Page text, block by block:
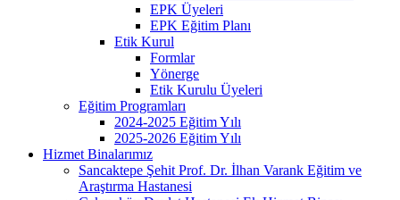
EPK Üyeleri
EPK Eğitim Planı
Etik Kurul
Formlar
Yönerge
Etik Kurulu Üyeleri
Eğitim Programları
2024-2025 Eğitim Yılı
2025-2026 Eğitim Yılı
Hizmet Binalarımız
Sancaktepe Şehit Prof. Dr. İlhan Varank Eğitim ve
Araştırma Hastanesi